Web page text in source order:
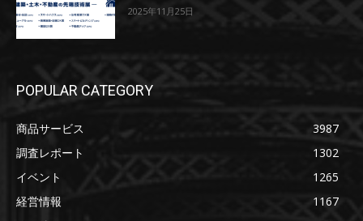
2025年11月25日
POPULAR CATEGORY
商品サービス
3987
調査レポート
1302
イベント
1265
経営情報
1167